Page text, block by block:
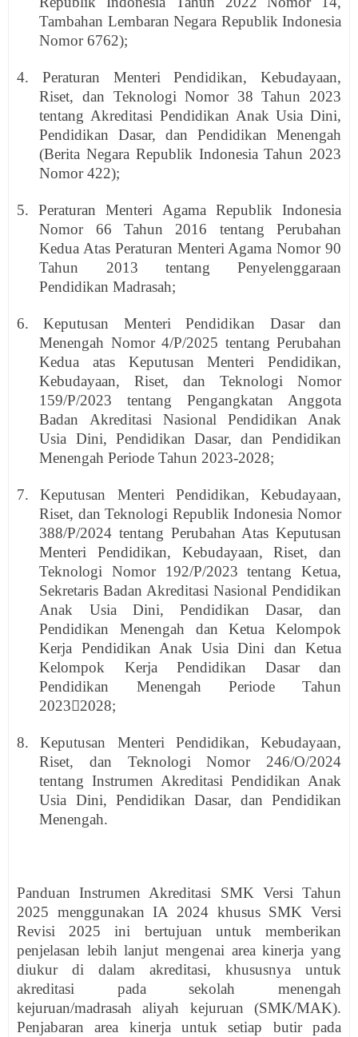
Tambahan Lembaran Negara Republik Indonesia
Nomor 6762);
4. Peraturan Menteri Pendidikan, Kebudayaan,
Riset, dan Teknologi Nomor 38 Tahun 2023
tentang Akreditasi Pendidikan Anak Usia Dini,
Pendidikan Dasar, dan Pendidikan Menengah
(Berita Negara Republik Indonesia Tahun 2023
Nomor 422);
5. Peraturan Menteri Agama Republik Indonesia
Nomor 66 Tahun 2016 tentang Perubahan
Kedua Atas Peraturan Menteri Agama Nomor 90
Tahun 2013 tentang Penyelenggaraan
Pendidikan Madrasah;
6. Keputusan Menteri Pendidikan Dasar dan
Menengah Nomor 4/P/2025 tentang Perubahan
Kedua atas Keputusan Menteri Pendidikan,
Kebudayaan, Riset, dan Teknologi Nomor
159/P/2023 tentang Pengangkatan Anggota
Badan Akreditasi Nasional Pendidikan Anak
Usia Dini, Pendidikan Dasar, dan Pendidikan
Menengah Periode Tahun 2023-2028;
7. Keputusan Menteri Pendidikan, Kebudayaan,
Riset, dan Teknologi Republik Indonesia Nomor
388/P/2024 tentang Perubahan Atas Keputusan
Menteri Pendidikan, Kebudayaan, Riset, dan
Teknologi Nomor 192/P/2023 tentang Ketua,
Sekretaris Badan Akreditasi Nasional Pendidikan
Anak Usia Dini, Pendidikan Dasar, dan
Pendidikan Menengah dan Ketua Kelompok
Kerja Pendidikan Anak Usia Dini dan Ketua
Kelompok Kerja Pendidikan Dasar dan
Pendidikan Menengah Periode Tahun
20232028;
8. Keputusan Menteri Pendidikan, Kebudayaan,
Riset, dan Teknologi Nomor 246/O/2024
tentang Instrumen Akreditasi Pendidikan Anak
Usia Dini, Pendidikan Dasar, dan Pendidikan
Menengah.
Panduan Instrumen Akreditasi SMK Versi Tahun
2025 menggunakan IA 2024 khusus SMK Versi
Revisi 2025 ini bertujuan untuk memberikan
penjelasan lebih lanjut mengenai area kinerja yang
diukur di dalam akreditasi, khususnya untuk
akreditasi pada sekolah menengah
kejuruan/madrasah aliyah kejuruan (SMK/MAK).
Penjabaran area kinerja untuk setiap butir pada